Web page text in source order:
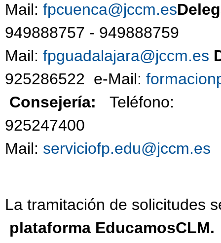
Mail: fpcuenca@jccm.es
949888757 -
Mail: fpguadalajara@jccm.es
925286522 e-Mail:
Consejería: Teléfono:
Mail: serviciofp.edu@jccm.es
La tramitación de solicitudes
plataforma EducamosCLM.